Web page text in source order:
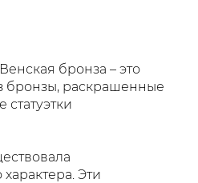
бронза – это
бронзы, раскрашенные
Эти